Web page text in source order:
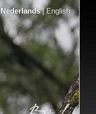
Nederlands|English